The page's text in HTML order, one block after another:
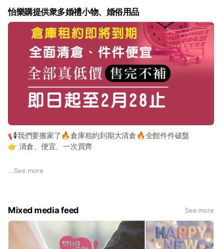
怡樂購提供衆多婚禮小物、婚俗用品
📢我們要搬家了🔥倉庫租約到期大清倉🔥全館件件破盤
👉 清倉、便宜、一次買齊
【📢 清倉出清通知】 因公司倉庫整理，配件全面清倉超值好物
婚禮二進小物、婚禮抽獎禮物、伴娘伴郎禮、婚俗用品、生活小
物 、生日禮物、企業贈品禮物、賓客簽名本、活動贈品.... 這裡
通通有。
...See more
Mixed media feed See more